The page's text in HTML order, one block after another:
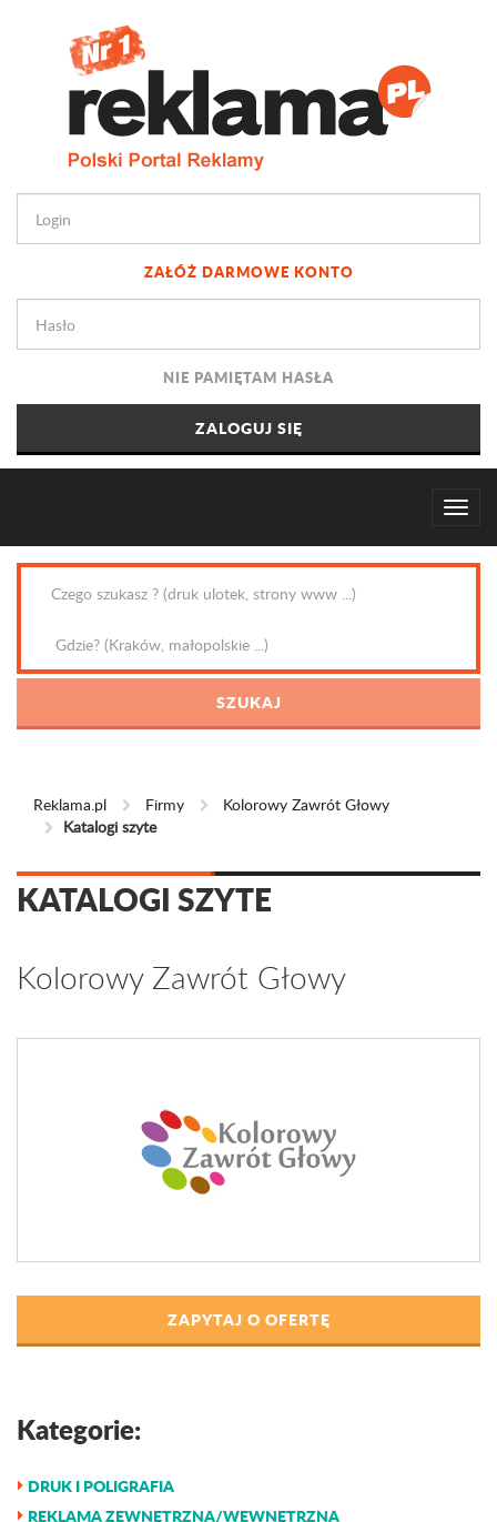
ZAŁÓŻ DARMOWE KONTO
NIE PAMIĘTAM HASŁA
Reklama.pl Firmy
Kolorowy Zawrót Głowy
Katalogi szyte
KATALOGI SZYTE
Kolorowy Zawrót Głowy
ZAPYTAJ O OFERTĘ
Kategorie:
DRUK I POLIGRAFIA
REKLAMA ZEWNĘTRZNA/WEWNĘTRZNA